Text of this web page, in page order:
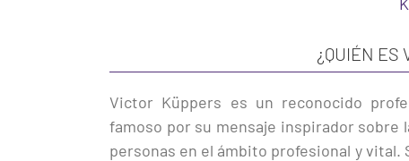
¿QUIÉN ES
Victor Küppers es un reconocido
famoso por su mensaje inspirador sobre
personas en el ámbito profesional y